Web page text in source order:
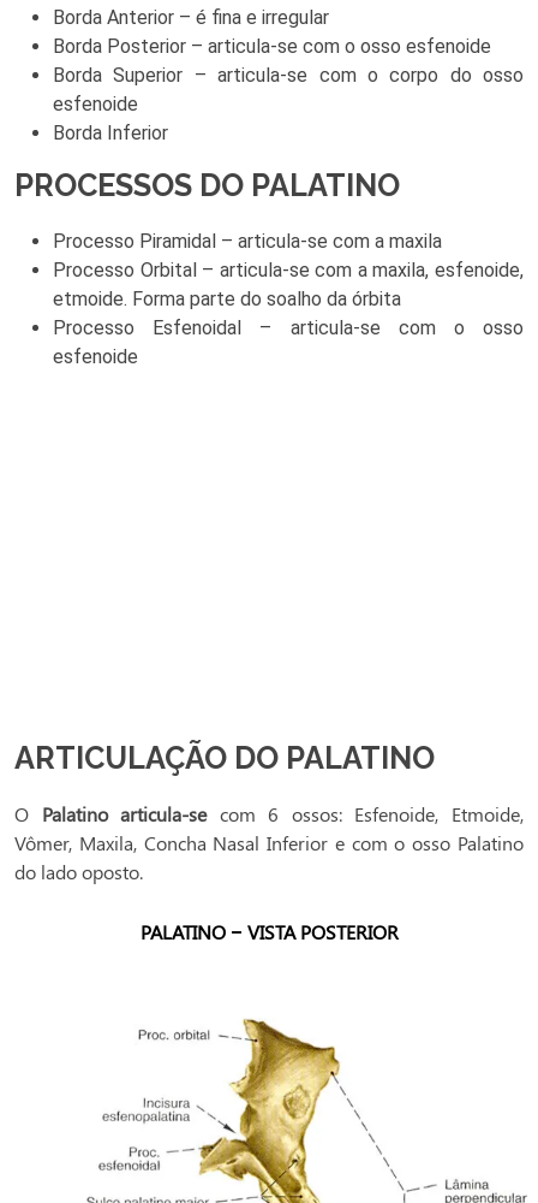
Borda Anterior – é fina e irregular
Borda Posterior – articula-se com o osso esfenoide
Borda Superior – articula-se com o corpo do osso
esfenoide
Borda Inferior
PROCESSOS DO PALATINO
Processo Piramidal – articula-se com a maxila
Processo Orbital – articula-se com a maxila, esfenoide,
etmoide. Forma parte do soalho da órbita
Processo Esfenoidal – articula-se com o osso
esfenoide
ARTICULAÇÃO DO PALATINO
O Palatino articula-secom 6 ossos: Esfenoide, Etmoide,
Vômer, Maxila, Concha Nasal Inferior e com o osso Palatino
do lado oposto.
PALATINO – VISTA POSTERIOR